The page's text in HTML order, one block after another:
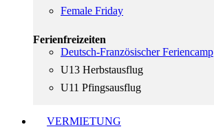
Female Friday
Ferienfreizeiten
Deutsch-Französischer Feriencamp
U13 Herbstausflug
U11 Pfingsausflug
VERMIETUNG